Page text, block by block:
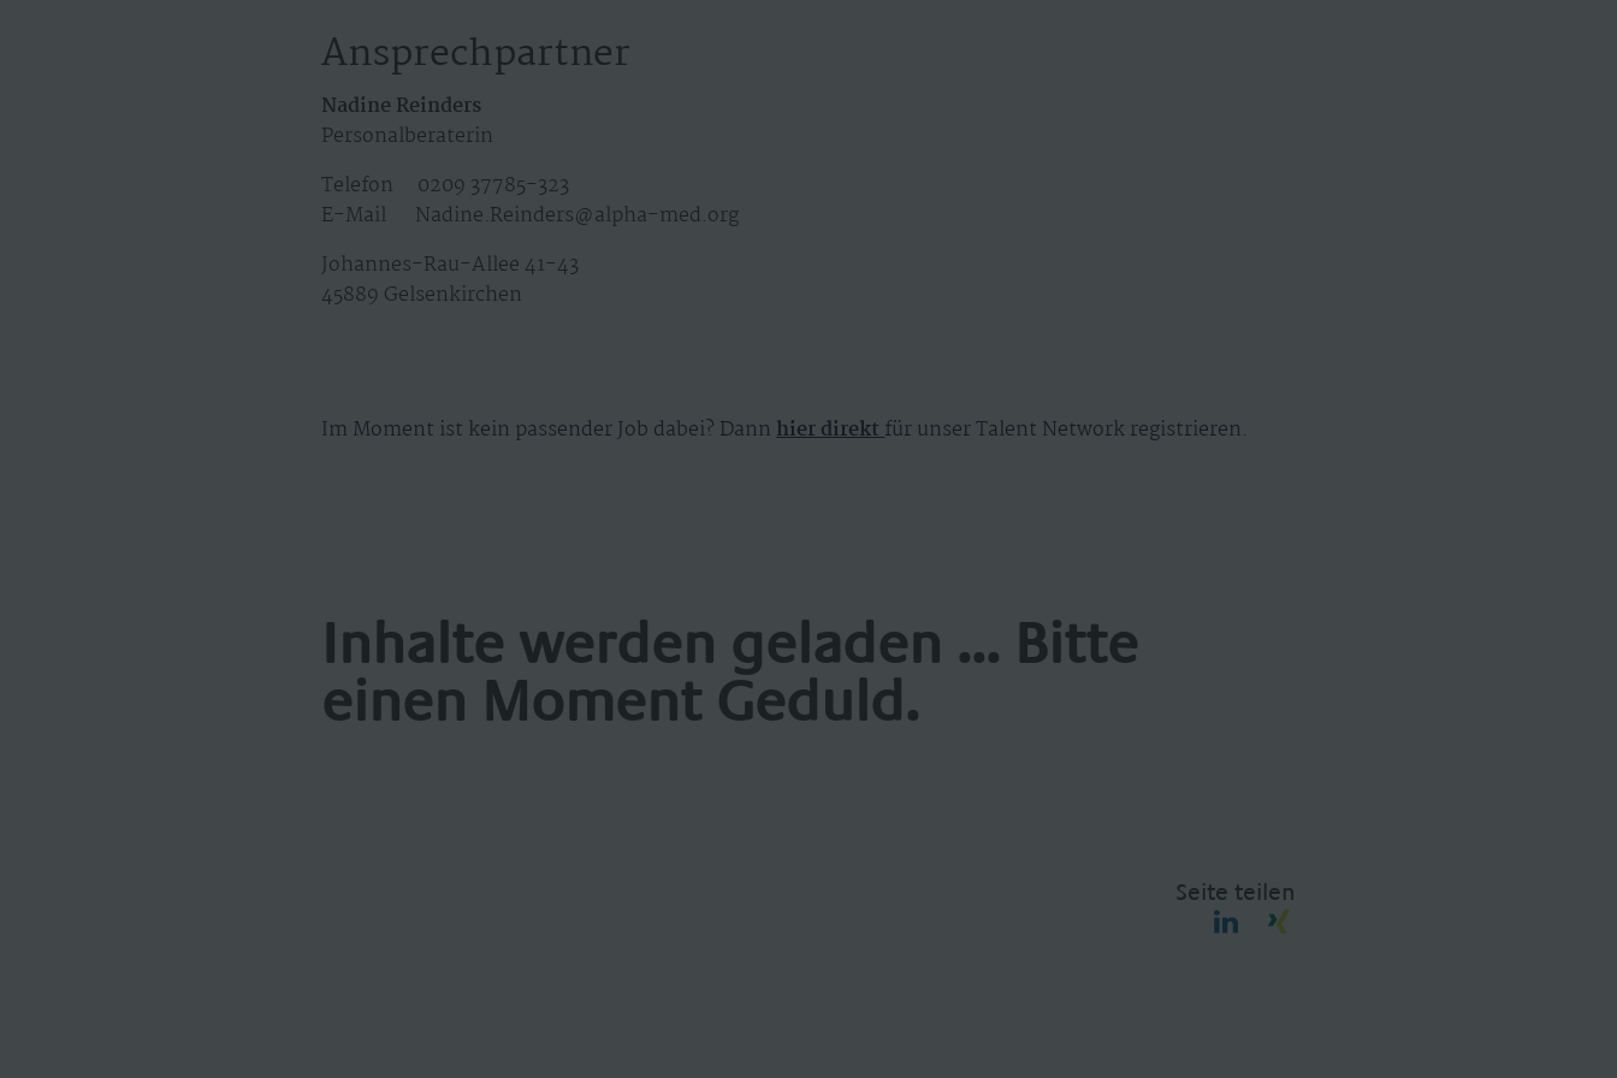
Ansprechpartner
Nadine Reinders
Personalberaterin
Telefon 0209 37785-323
E-Mail Nadine.Reinders@alpha-med.org
Johannes-Rau-Allee 41-43
45889 Gelsenkirchen
Im Moment ist kein passender Job dabei? Dannhier direktfür unser Talent Network registrieren.
Inhalte werden geladen ... Bitte
einen Moment Geduld.
Seite teilen